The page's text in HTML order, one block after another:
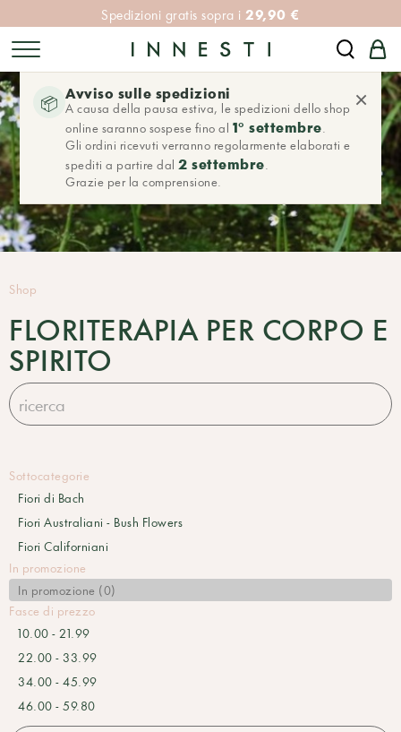
Spedizioni gratis sopra i29,90 €
📦 Avviso sulle spedizioni
A causa della pausa estiva, le spedizioni dello shop
online saranno sospese fino al 1° settembre.
Gli ordini ricevuti verranno regolarmente elaborati e
spediti a partire dal2 settembre.
Grazie per la comprensione.
×
Shop
FLORITERAPIA PER CORPO E
SPIRITO
Sottocategorie
Fiori di Bach
Fiori Australiani - Bush Flowers
Fiori Californiani
In promozione
In promozione (0)
Fasce di prezzo
10.00 - 21.99
22.00 - 33.99
34.00 - 45.99
46.00 - 59.80